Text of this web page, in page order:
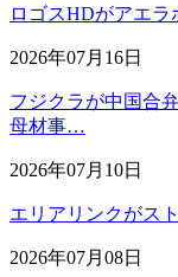
ロゴスHDがアエ
2026年07月16日
フジクラが中国合
母材事…
2026年07月10日
エリアリンクがス
2026年07月08日